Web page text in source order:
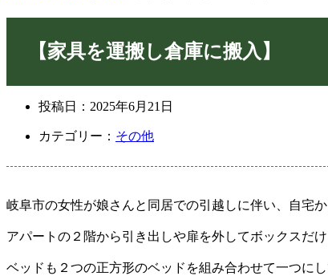
【家具を運搬し倉庫に搬入】
投稿日： 2025年6月21日
カテゴリー： その他
岐阜市の女性が娘さんと同居での引越しに伴い、自宅
アパートの２階から引き出しや扉を外してボックスだ
ベッドも２つの正方形のベッドを組み合わせて一つに